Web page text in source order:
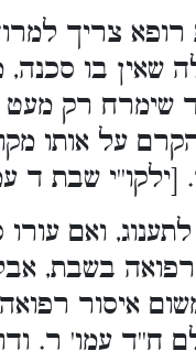
צריך
שאין בו סכנה,
שימרח רק מעט
על אותו
[ילקו''י שבת ד
ואם עורו
בשבת,
איסור
ח''ד עמו' ר.